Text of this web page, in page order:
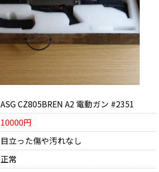
ASG CZ805BREN A2 電動ガン #2351
10000円
目立った傷や汚れなし
正常